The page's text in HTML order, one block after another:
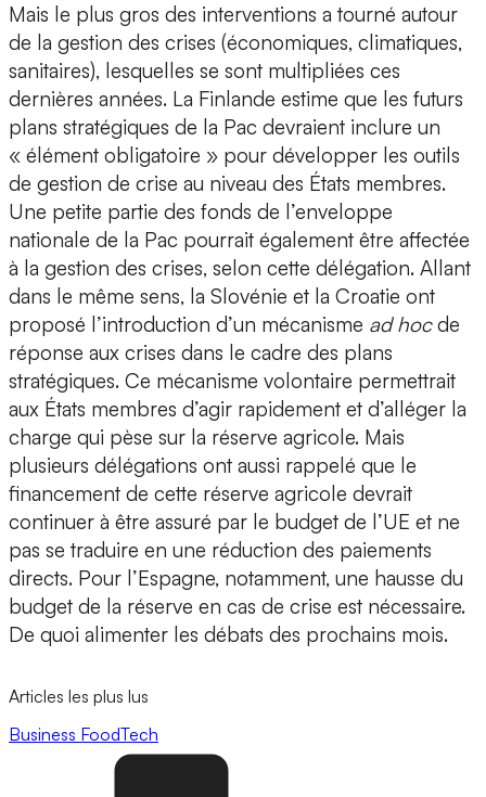
Mais le plus gros des interventions a tourné autour
de la gestion des crises (économiques, climatiques,
sanitaires), lesquelles se sont multipliées ces
dernières années. La Finlande estime que les futurs
plans stratégiques de la Pac devraient inclure un
« élément obligatoire » pour développer les outils
de gestion de crise au niveau des États membres.
Une petite partie des fonds de l’enveloppe
nationale de la Pac pourrait également être affectée
à la gestion des crises, selon cette délégation. Allant
dans le même sens, la Slovénie et la Croatie ont
proposé l’introduction d’un mécanisme ad hocde
réponse aux crises dans le cadre des plans
stratégiques. Ce mécanisme volontaire permettrait
aux États membres d’agir rapidement et d’alléger la
charge qui pèse sur la réserve agricole. Mais
plusieurs délégations ont aussi rappelé que le
financement de cette réserve agricole devrait
continuer à être assuré par le budget de l’UE et ne
pas se traduire en une réduction des paiements
directs. Pour l’Espagne, notamment, une hausse du
budget de la réserve en cas de crise est nécessaire.
De quoi alimenter les débats des prochains mois.
Articles les plus lus
Business FoodTech